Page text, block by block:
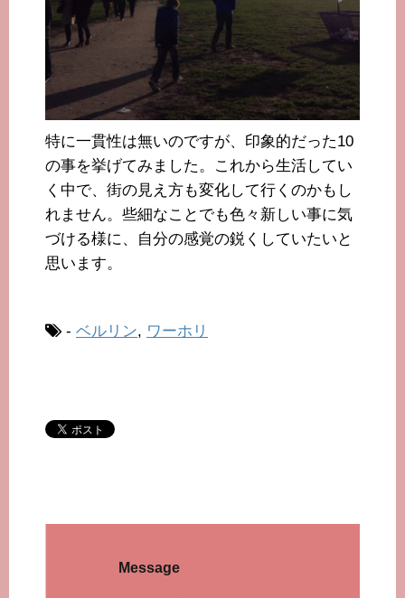
特に一貫性は無いのですが、印象的だった10
の事を挙げてみました。これから生活してい
く中で、街の見え方も変化して行くのかもし
れません。些細なことでも色々新しい事に気
づける様に、自分の感覚の鋭くしていたいと
思います。
- ベルリン, ワーホリ
Message